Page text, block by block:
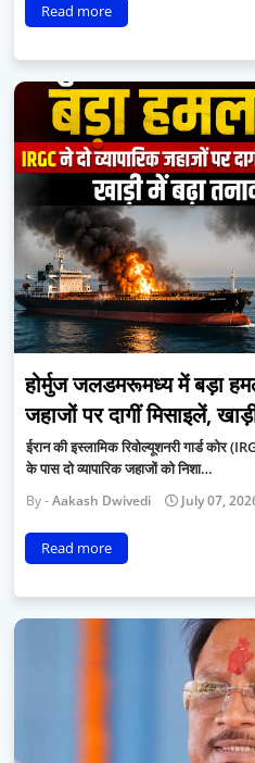
Read more
होर्मुज जलडमरूमध्य में बड़ा
जहाजों पर दागीं मिसाइलें,
ईरान की इस्लामिक रिवोल्यूशनरी गार्ड कोर
के पास दो व्यापारिक जहाजों को निशा…
Aakash Dwivedi July 07,
Read more